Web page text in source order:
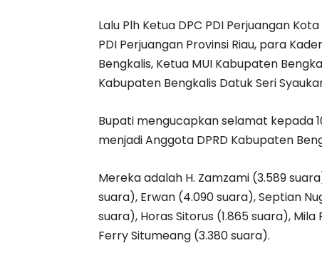
Lalu Plh Ketua DPC PDI Perjuangan
PDI Perjuangan Provinsi Riau, para
Bengkalis, Ketua MUI Kabupaten
Kabupaten Bengkalis Datuk Seri
Bupati mengucapkan selamat kepada
menjadi Anggota DPRD Kabupaten
Mereka adalah H. Zamzami (3.589
suara), Erwan (4.090 suara), Septian
suara), Horas Sitorus (1.865 suara),
Ferry Situmeang (3.380 suara).